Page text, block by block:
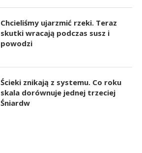
Chcieliśmy ujarzmić rzeki. Teraz
skutki wracają podczas susz i
powodzi
Ścieki znikają z systemu. Co roku
skala dorównuje jednej trzeciej
Śniardw